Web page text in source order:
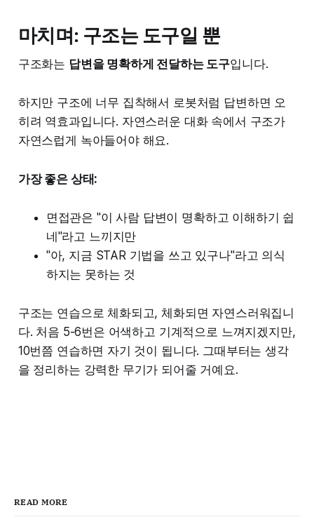
마치며: 구조는 도구일 뿐
구조화는 답변을 명확하게 전달하는 도구입니다.
하지만 구조에 너무 집착해서 로봇처럼 답변하면 오
히려 역효과입니다. 자연스러운 대화 속에서 구조가
자연스럽게 녹아들어야 해요.
가장 좋은 상태:
면접관은 "이 사람 답변이 명확하고 이해하기 쉽
네"라고 느끼지만
"아, 지금 STAR 기법을 쓰고 있구나"라고 의식
하지는 못하는 것
구조는 연습으로 체화되고, 체화되면 자연스러워집니
다. 처음 5-6번은 어색하고 기계적으로 느껴지겠지만,
10번쯤 연습하면 자기 것이 됩니다. 그때부터는 생각
을 정리하는 강력한 무기가 되어줄 거예요.
READ MORE